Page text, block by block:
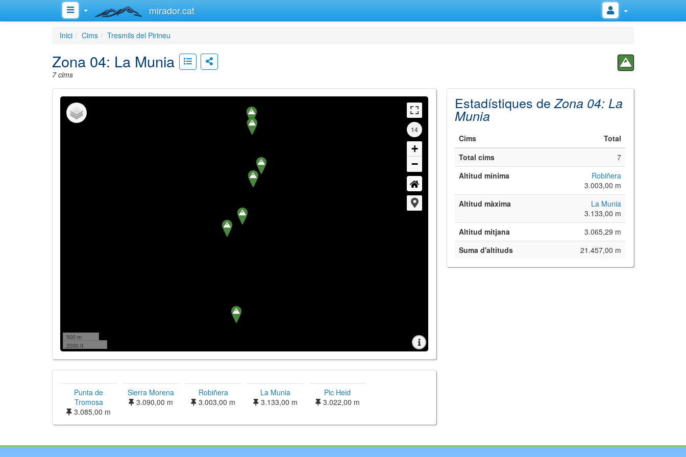
mirador.cat
Inici Cims Tresmils del Pirineu
Zona 04: La Munia
7 cims
14
+
−
500 m
2000 ft
Punta de
Tromosa
3.085,00 m
Sierra Morena
3.090,00 m
Robiñera
3.003,00 m
La Munia
3.133,00 m
Pic Heid
3.022,00 m
Estadístiques deZona 04: La
Munia
Cims
Total
Total cims
7
Altitud mínima
Robiñera
3.003,00 m
Altitud màxima
La Munia
3.133,00 m
Altitud mitjana
3.065,29 m
Suma d'altituds
21.457,00 m